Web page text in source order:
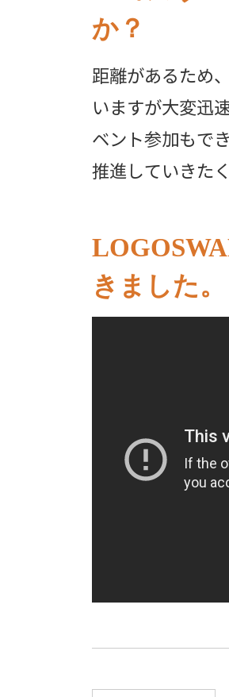
か？
距離があるため
いますが大変迅
ベント参加もで
推進していきた
きました。